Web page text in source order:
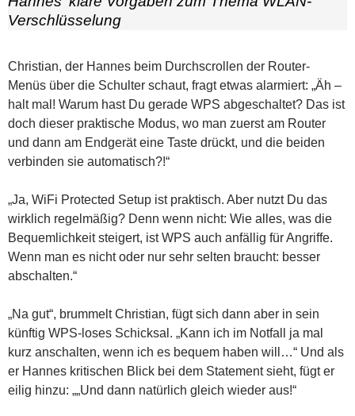
Verschlüsselung
Christian, der Hannes beim Durchscrollen der Router-
Menüs über die Schulter schaut, fragt etwas alarmiert: „Äh –
halt mal! Warum hast Du gerade WPS abgeschaltet? Das ist
doch dieser praktische Modus, wo man zuerst am Router
und dann am Endgerät eine Taste drückt, und die beiden
verbinden sie automatisch?!“
„Ja, WiFi Protected Setup ist praktisch. Aber nutzt Du das
wirklich regelmäßig? Denn wenn nicht: Wie alles, was die
Bequemlichkeit steigert, ist WPS auch anfällig für Angriffe.
Wenn man es nicht oder nur sehr selten braucht: besser
abschalten.“
„Na gut“, brummelt Christian, fügt sich dann aber in sein
künftig WPS-loses Schicksal. „Kann ich im Notfall ja mal
kurz anschalten, wenn ich es bequem haben will…“ Und als
er Hannes kritischen Blick bei dem Statement sieht, fügt er
eilig hinzu: „„Und dann natürlich gleich wieder aus!“